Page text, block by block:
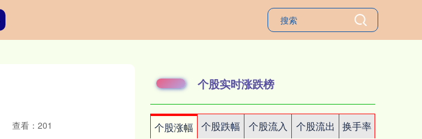
查看：201
个股实时涨跌榜
个股涨幅 个股跌幅 个股流入 个股流出
换手率